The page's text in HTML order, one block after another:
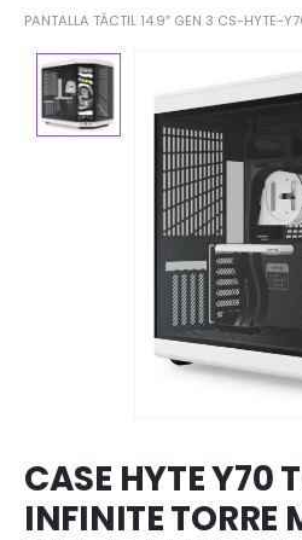
PANTALLA TÁCTIL 14.9″ GEN 3 CS-HYTE-
CASE HYTE Y70
INFINITE TORRE